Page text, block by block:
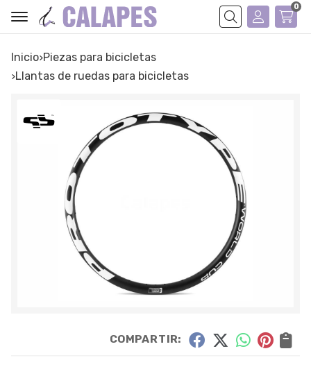
Buscar
0
Inicio
piezas para bicicletas
llantas de ruedas para bicicletas
COMPARTIR: